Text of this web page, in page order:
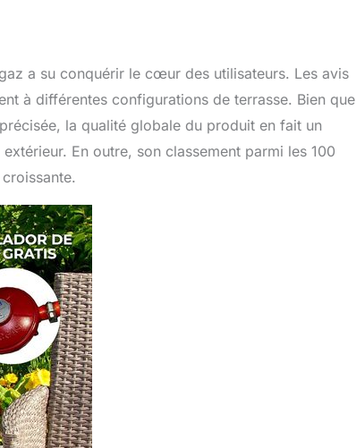
a su conquérir le cœur des utilisateurs. Les avis
à différentes configurations de terrasse. Bien que
la qualité globale du produit en fait un
En outre, son classement parmi les 100